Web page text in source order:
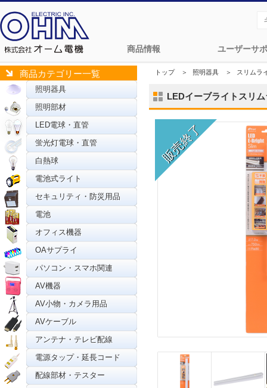
商品情報 ユーザーサ
商品カテゴリー一覧
照明器具
照明部材
LED電球・直管
蛍光灯電球・直管
白熱球
電池式ライト
セキュリティ・防災用品
電池
オフィス機器
OAサプライ
パソコン・スマホ関連
AV機器
AV小物・カメラ用品
AVケーブル
アンテナ・テレビ配線
電源タップ・延長コード
配線部材・テスター
トップ＞ 照明器具 ＞ スリムラ
LEDイーブライトスリ